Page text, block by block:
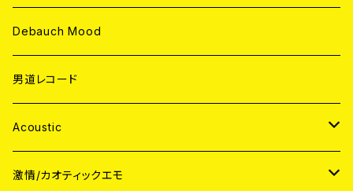
Debauch Mood
男道レコード
Acoustic
JAPAN
激情/カオティックエモ